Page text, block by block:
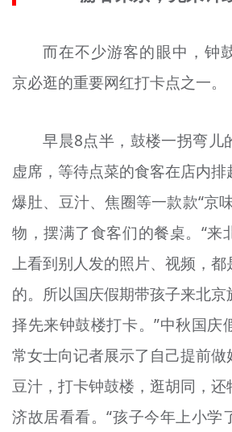
而在不少游客的眼中，钟
京必逛的重要网红打卡点之一。
早晨8点半，鼓楼一拐弯儿
虚席，等待点菜的食客在店内排
爆肚、豆汁、焦圈等一款款“京
物，摆满了食客们的餐桌。“来
上看到别人发的照片、视频，
的。所以国庆假期带孩子来北
择先来钟鼓楼打卡。”中秋国庆
常女士向记者展示了自己提前
豆汁，打卡钟鼓楼，逛胡同，还
济故居看看。“孩子今年上小学